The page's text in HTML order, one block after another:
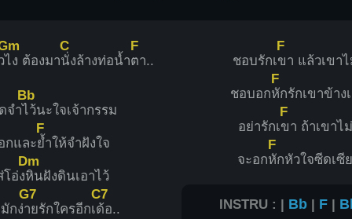
ไง ต้องมา
C
นั่งล้างท่อน้ำ
F
ตา..
จำ
Bb
ไว้นะใจเจ้ากรรม
กและ
F
ย้ำให้จำฝังใจ
โอ่ง
Dm
หินฝังดินเอาไว้
กง่
G7
ายรักใครอีกเ
C7
ด้อ..
ชอบรักเ
F
ขา แล้วเขา
ชอบอก
F
หักรักเขาข้าง
อย่ารักเ
F
ขา ถ้าเขาไ
จะอก
F
หักหัวใจซีดเซี
INSTRU : | Bb| F|